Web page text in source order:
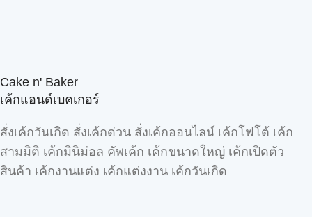
Cake n' Baker
เค้กแอนด์เบคเกอร์
สั่งเค้กวันเกิด สั่งเค้กด่วน สั่งเค้กออนไลน์ เค้กโฟโต้ เค้ก
สามมิติ เค้กมินิม่อล คัพเค้ก เค้กขนาดใหญ่ เค้กเปิดตัว
สินค้า เค้กงานแต่ง เค้กแต่งงาน เค้กวันเกิด